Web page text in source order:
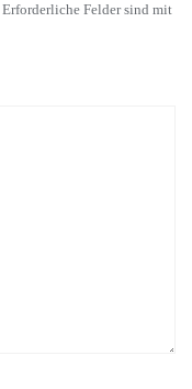
Erforderliche Felder sind mit